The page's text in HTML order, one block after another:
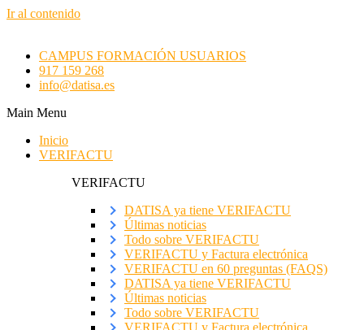
Ir al contenido
CAMPUS FORMACIÓN USUARIOS
917 159 268
info@datisa.es
Main Menu
Inicio
VERIFACTU
VERIFACTU
DATISA ya tiene VERIFACTU
Últimas noticias
Todo sobre VERIFACTU
VERIFACTU y Factura electrónica
VERIFACTU en 60 preguntas (FAQS)
DATISA ya tiene VERIFACTU
Últimas noticias
Todo sobre VERIFACTU
VERIFACTU y Factura electrónica